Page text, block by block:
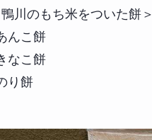
川のもち米をついた餅＞
んこ餅
なこ餅
り餅